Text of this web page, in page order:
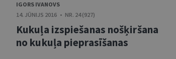
IGORS IVANOVS
14. JŪNIJS 2016 • NR. 24 (927)
Kukuļa izspiešanas nošķiršana
no kukuļa pieprasīšanas